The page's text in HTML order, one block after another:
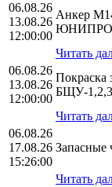
06.08.26
13.08.26
12:00:00
Анкер
ЮНИПРО
Читать
06.08.26
13.08.26
12:00:00
Покраска
БЩУ-
Читать
06.08.26
17.08.26
15:26:00
Запасные
Читать